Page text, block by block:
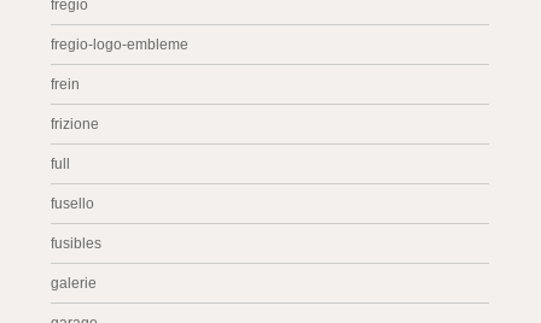
fregio
fregio-logo-embleme
frein
frizione
full
fusello
fusibles
galerie